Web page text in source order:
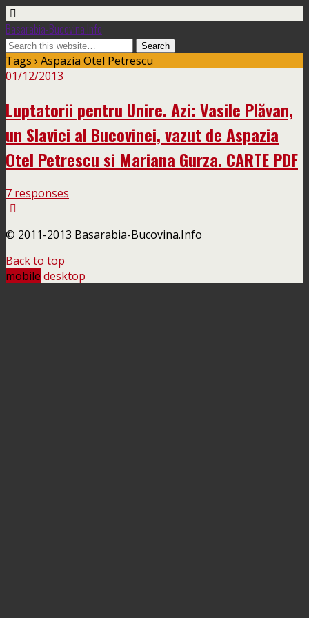
Basarabia-Bucovina.Info
Tags › Aspazia Otel Petrescu
01/12/2013
Luptatorii pentru Unire. Azi: Vasile Plăvan,
un Slavici al Bucovinei, vazut de Aspazia
Otel Petrescu si Mariana Gurza. CARTE PDF
7 responses
© 2011-2013 Basarabia-Bucovina.Info
Back to top
mobile desktop